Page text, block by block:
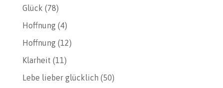
Glück (78)
Hoffnung(4)
Hoffnung(12)
Klarheit (11)
Lebe lieber glücklich (50)